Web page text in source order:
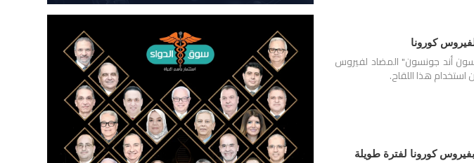
كورونا
أند جونسون" المضاد لفيروس
استخدام هذا اللقاح.